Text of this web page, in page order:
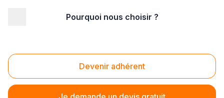
Pourquoi nous choisir ?
Devenir adhérent
Boucherie Alsace